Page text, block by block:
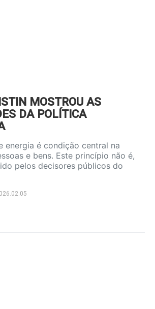
MOSTROU AS
DA POLÍTICA
energia é condição central na
e bens. Este princípio não é,
pelos decisores públicos do